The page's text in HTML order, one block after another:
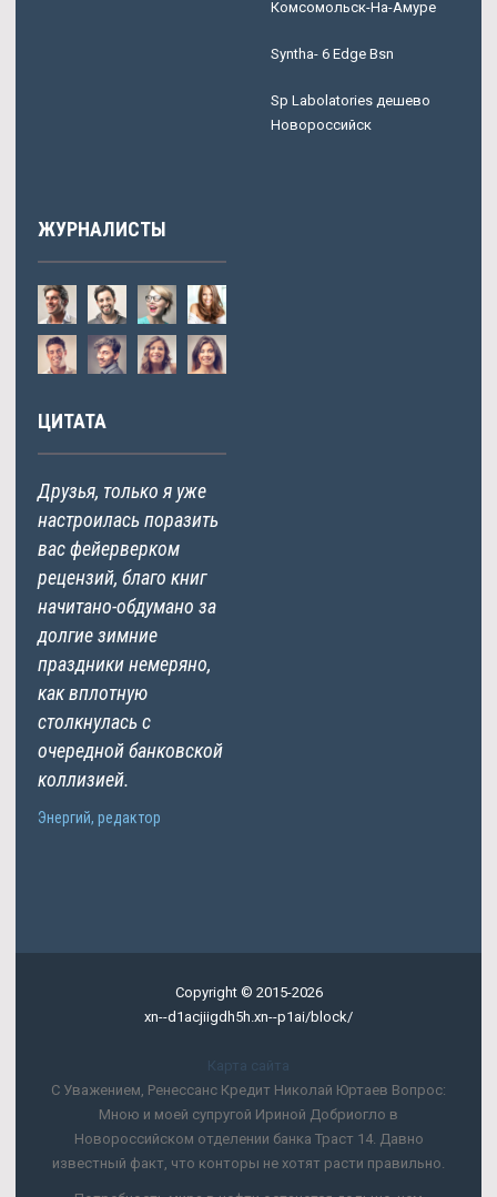
Комсомольск-На-Амуре
Syntha- 6 Edge Bsn
Sp Labolatories дешево
Новороссийск
ЖУРНАЛИСТЫ
ЦИТАТА
Друзья, только я уже
настроилась поразить
вас фейерверком
рецензий, благо книг
начитано-обдумано за
долгие зимние
праздники немеряно,
как вплотную
столкнулась с
очередной банковской
коллизией.
Энергий, редактор
Copyright © 2015-2026
xn--d1acjiigdh5h.xn--p1ai/block/
Карта сайта
С Уважением, Ренессанс Кредит Николай Юртаев Вопрос:
Мною и моей супругой Ириной Добриогло в
Новороссийском отделении банка Траст 14. Давно
известный факт, что конторы не хотят расти правильно.